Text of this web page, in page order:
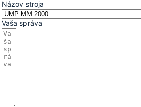
Názov stroja
Vaša správa